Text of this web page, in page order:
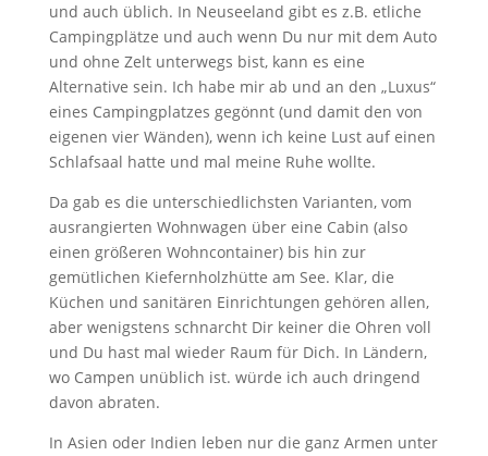
und auch üblich. In Neuseeland gibt es z.B. etliche
Campingplätze und auch wenn Du nur mit dem Auto
und ohne Zelt unterwegs bist, kann es eine
Alternative sein. Ich habe mir ab und an den „Luxus“
eines Campingplatzes gegönnt (und damit den von
eigenen vier Wänden), wenn ich keine Lust auf einen
Schlafsaal hatte und mal meine Ruhe wollte.
Da gab es die unterschiedlichsten Varianten, vom
ausrangierten Wohnwagen über eine Cabin (also
einen größeren Wohncontainer) bis hin zur
gemütlichen Kiefernholzhütte am See. Klar, die
Küchen und sanitären Einrichtungen gehören allen,
aber wenigstens schnarcht Dir keiner die Ohren voll
und Du hast mal wieder Raum für Dich. In Ländern,
wo Campen unüblich ist. würde ich auch dringend
davon abraten.
In Asien oder Indien leben nur die ganz Armen unter